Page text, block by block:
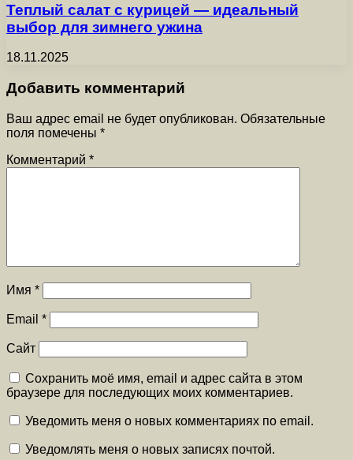
Теплый салат с курицей — идеальный
выбор для зимнего ужина
18.11.2025
Добавить комментарий
Ваш адрес email не будет опубликован. Обязательные
поля помечены *
Комментарий *
Имя *
Email *
Сайт
Сохранить моё имя, email и адрес сайта в этом
браузере для последующих моих комментариев.
Уведомить меня о новых комментариях по email.
Уведомлять меня о новых записях почтой.